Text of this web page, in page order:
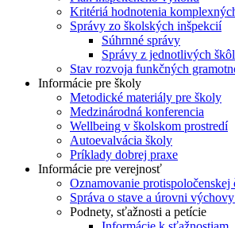
Kritériá hodnotenia
Správy zo školských inšpekcií
Súhrnné správy
Správy z jednotlivých
Stav rozvoja funkčných
Informácie pre školy
Metodické materiály pre školy
Medzinárodná konferencia
Wellbeing v školskom prostredí
Autoevalvácia školy
Príklady dobrej praxe
Informácie pre verejnosť
Oznamovanie protispoločenskej
Správa o stave a úrovni
Podnety, sťažnosti a petície